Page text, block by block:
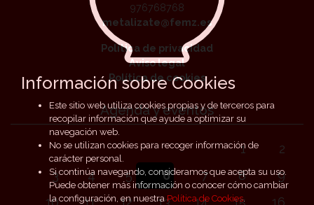
976768768
metalizate@femz.es
Política de privacidad
Aviso legal
Política de cookies
Agenda y eventos
1
2
3
4 5 6 7 8
9
Información sobre Cookies
Este sitio web utiliza cookies propias y de terceros para
recopilar información que ayude a optimizar su
navegación web.
No se utilizan cookies para recoger información de
carácter personal.
Si continúa navegando, consideramos que acepta su uso.
Puede obtener más información o conocer cómo cambiar
la configuración, en nuestraPolítica de Cookies.